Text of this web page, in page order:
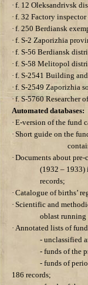
· f. 12 Oleksandrivsk
· f. 32 Factory
· f. 250 Berdiansk
· f. S-2 Zaporizhia
· f. S-56 Berdiansk
· f. S-58 Melitopol
· f. S-2541 Building
· f. S-2549 Zaporizhia
· f. S-5760 Researcher
Automated databases:
· E-version of the fund
· Short guide on the
· Documents about
(1932 – 1933)
records;
· Catalogue of births’
· Scientific and
oblast running
· Annotated lists of
- unclassified
- funds of the
- funds of
186 records;